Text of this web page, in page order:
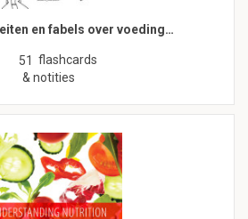
en fabels over voeding…
51 flashcards
& notities